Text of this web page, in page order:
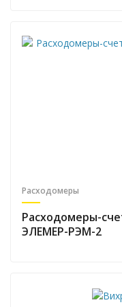
Расходомеры
Расходомеры-
ЭЛЕМЕР-РЭМ-2